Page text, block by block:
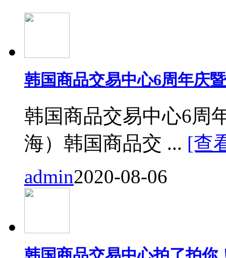
韩国商品交易中心6周年庆
韩国商品交易中心6周
海）韩国商品交 ... [查
admin2020-08-06